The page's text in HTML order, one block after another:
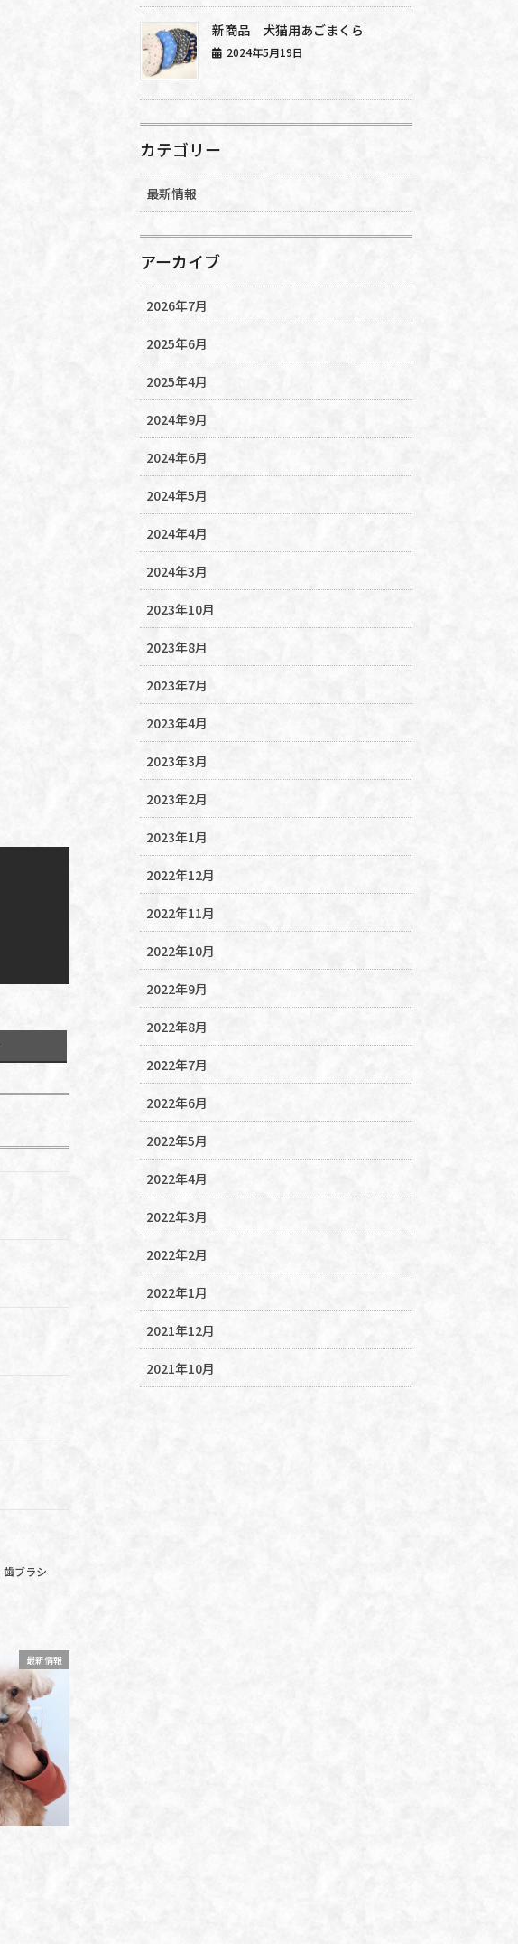
歯ブラシ
最新情報
新商品 犬猫用あごまくら
2024年5月19日
カテゴリー
最新情報
アーカイブ
2026年7月
2025年6月
2025年4月
2024年9月
2024年6月
2024年5月
2024年4月
2024年3月
2023年10月
2023年8月
2023年7月
2023年4月
2023年3月
2023年2月
2023年1月
2022年12月
2022年11月
2022年10月
2022年9月
2022年8月
2022年7月
2022年6月
2022年5月
2022年4月
2022年3月
2022年2月
2022年1月
2021年12月
2021年10月